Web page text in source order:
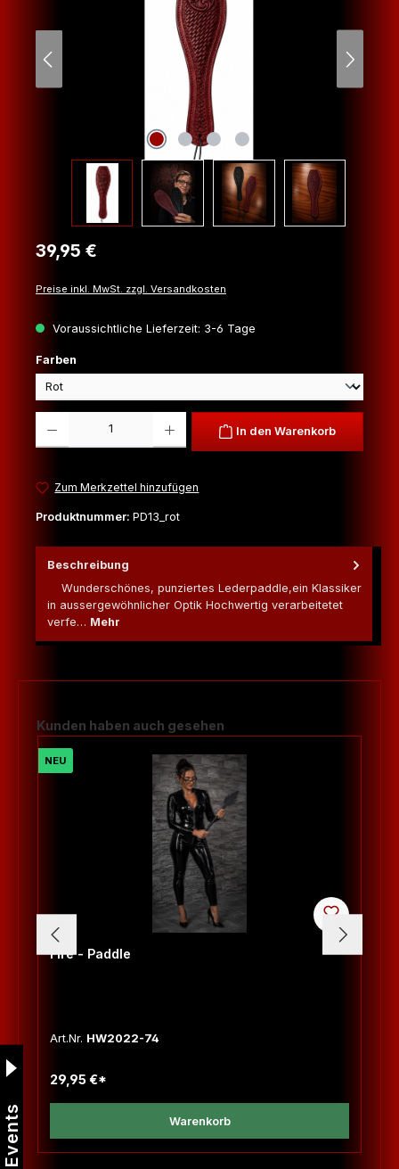
Regulärer Preis:
39,95 €
Preise inkl. MwSt. zzgl. Versandkosten
Voraussichtliche Lieferzeit: 3-6 Tage
Farben
In den Warenkorb
Zum Merkzettel hinzufügen
Produktnummer: PD13_rot
Beschreibung
Wunderschönes, punziertes Lederpaddle,ein Klassiker
in aussergewöhnlicher Optik Hochwertig verarbeitetet
verfe… Mehr
Produktgalerie überspringen
Kunden haben auch gesehen
NEU
Fire - Paddle
Art.Nr. HW2022-74
29,95 €*
Warenkorb
Events